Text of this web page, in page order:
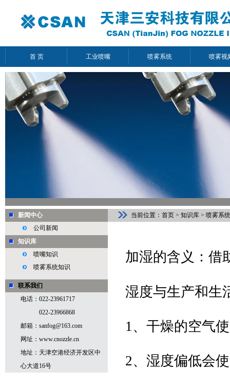
首 页 工业喷嘴 喷雾系统 喷雾视
新闻中心
公司新闻
知识库
喷嘴知识
喷雾系统知识
联系我们
电话：022-23961717
022-23966868
邮箱：sanfog@163.com
网址：www.cnozzle.cn
地址：天津空港经济开发区中
心大道16号
当前位置： 首页 > 知识库 > 喷雾系
加湿的含义：借
湿度与生产和生
1、干燥的空气
2、湿度偏低会